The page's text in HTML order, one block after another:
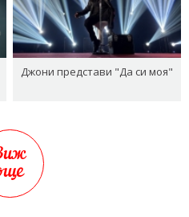
Джони представи "Да си моя"